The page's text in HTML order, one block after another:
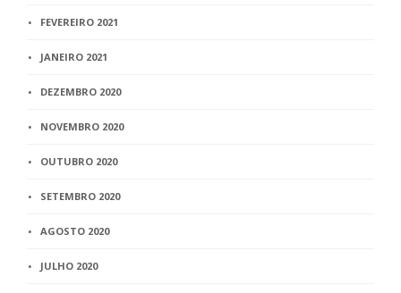
FEVEREIRO 2021
JANEIRO 2021
DEZEMBRO 2020
NOVEMBRO 2020
OUTUBRO 2020
SETEMBRO 2020
AGOSTO 2020
JULHO 2020